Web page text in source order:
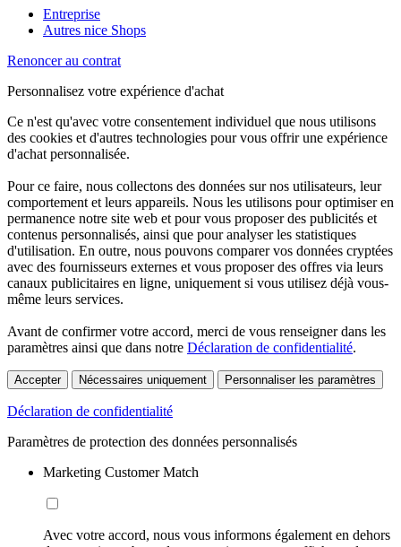
Entreprise
Autres nice Shops
Renoncer au contrat
Personnalisez votre expérience d'achat
Ce n'est qu'avec votre consentement individuel que nous utilisons
des cookies et d'autres technologies pour vous offrir une expérience
d'achat personnalisée.
Pour ce faire, nous collectons des données sur nos utilisateurs, leur
comportement et leurs appareils. Nous les utilisons pour optimiser en
permanence notre site web et pour vous proposer des publicités et
contenus personnalisés, ainsi que pour analyser les statistiques
d'utilisation. En outre, nous pouvons comparer vos données cryptées
avec des fournisseurs externes et vous proposer des offres via leurs
canaux publicitaires en ligne, uniquement si vous utilisez déjà vous-
même leurs services.
Avant de confirmer votre accord, merci de vous renseigner dans les
paramètres ainsi que dans notre Déclaration de confidentialité.
Accepter Nécessaires uniquement Personnaliser les paramètres
Déclaration de confidentialité
Paramètres de protection des données personnalisés
Marketing Customer Match
Avec votre accord, nous vous informons également en dehors